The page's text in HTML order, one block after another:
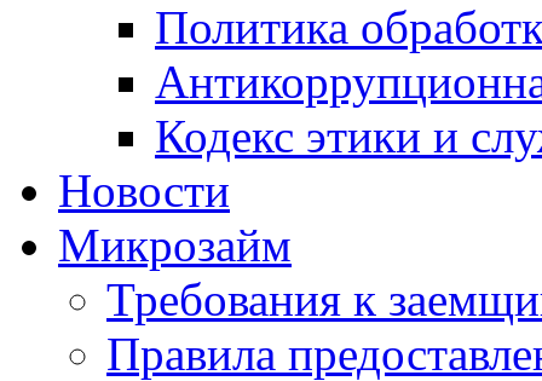
Политика
Кодекс этики и
Новости
Микрозайм
Требования к
Правила